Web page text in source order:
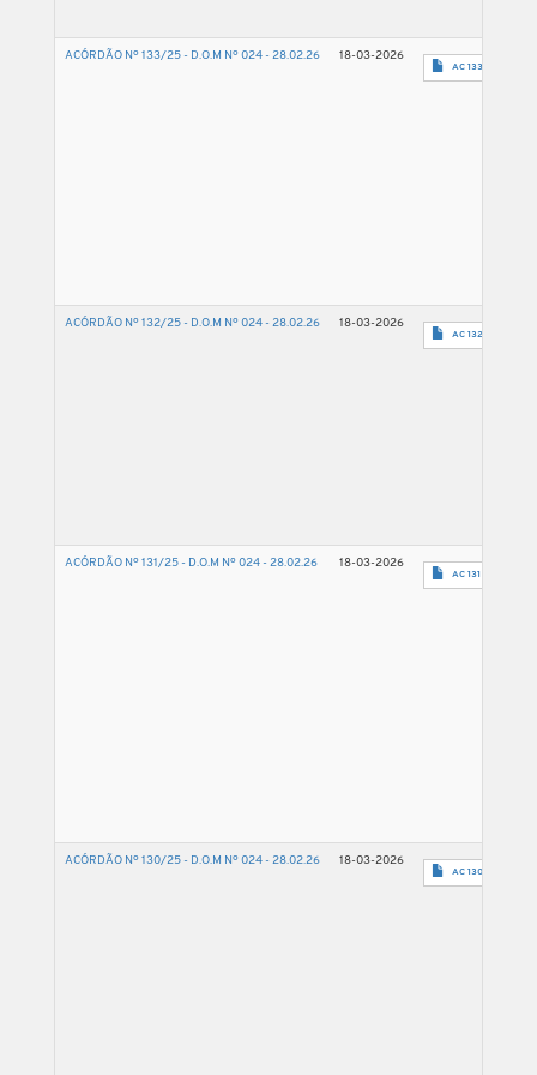
ACÓRDÃO Nº 133/25 - D.O.M Nº 024 - 28.02.26 18-03-2026
AC 133 2025 -
ACÓRDÃO Nº 132/25 - D.O.M Nº 024 - 28.02.26 18-03-2026
AC 132 2025 -
ACÓRDÃO Nº 131/25 - D.O.M Nº 024 - 28.02.26 18-03-2026
AC 131 2025 -
ACÓRDÃO Nº 130/25 - D.O.M Nº 024 - 28.02.26 18-03-2026
AC 130 2025 -